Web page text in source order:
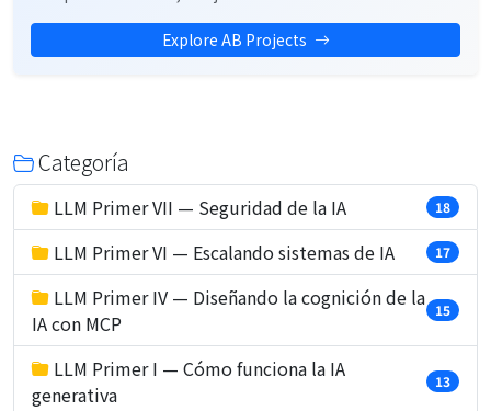
Explore AB Projects
Categoría
LLM Primer VII — Seguridad de la IA 18
LLM Primer VI — Escalando sistemas de IA 17
LLM Primer IV — Diseñando la cognición de la
IA con MCP
15
LLM Primer I — Cómo funciona la IA
generativa
13